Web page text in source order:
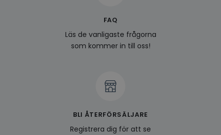
FAQ
Läs de vanligaste frågorna
som kommer in till oss!
BLI ÅTERFÖRSÄLJARE
Registrera dig för att se